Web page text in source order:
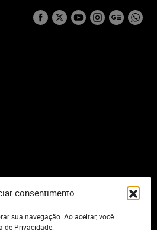
consentimento
sua navegação. Ao aceitar, você
de Privacidade.
Todos os direitos reservados.